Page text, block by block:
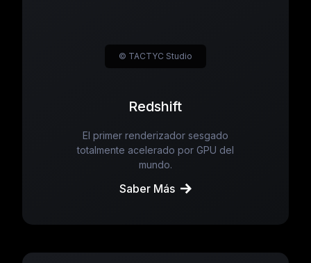
Redshift
El primer renderizador sesgado
totalmente acelerado por GPU del
mundo.
Saber Más
© TACTYC Studio